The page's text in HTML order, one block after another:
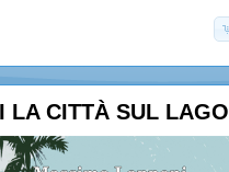
LA CITTÀ SUL LAGO